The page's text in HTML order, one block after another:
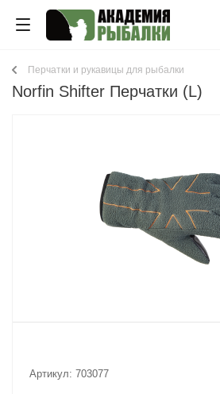
Перчатки и рукавицы для рыбалки
Norfin Shifter Перчатки (L)
Артикул: 703077